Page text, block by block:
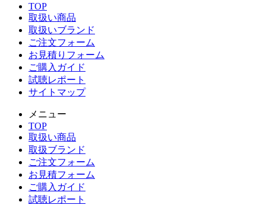
TOP
取扱い商品
取扱いブランド
ご注文フォーム
お見積りフォーム
ご購入ガイド
試聴レポート
サイトマップ
メニュー
TOP
取扱い商品
取扱ブランド
ご注文フォーム
お見積フォーム
ご購入ガイド
試聴レポート